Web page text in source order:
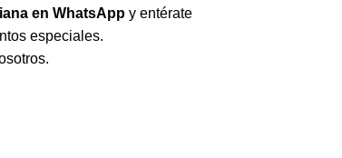
en WhatsApp y entérate
especiales.